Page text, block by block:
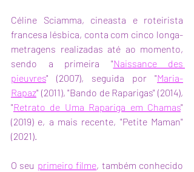
Céline Sciamma, cineasta e roteirista
francesa lésbica, conta com cinco longa-
metragens realizadas até ao momento,
sendo a primeira "Naissance des
pieuvres" (2007), seguida por "Maria-
Rapaz" (2011), "Bando de Raparigas" (2014),
"Retrato de Uma Rapariga em Chamas"
(2019) e, a mais recente, "Petite Maman"
(2021).
O seu primeiro filme, também conhecido